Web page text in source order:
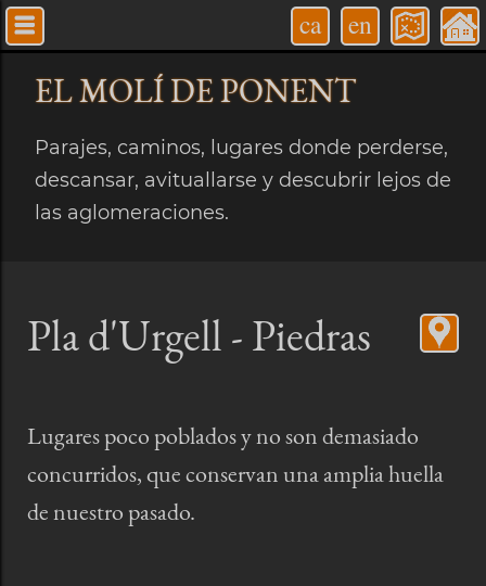
ca en
EL MOLÍDE PONENT
Parajes, caminos, lugares donde perderse,
descansar, avituallarse y descubrir lejos de
las aglomeraciones.
Pla d'Urgell - Piedras
Lugares poco poblados y no son demasiado
concurridos, que conservan una amplia huella
de nuestro pasado.​​